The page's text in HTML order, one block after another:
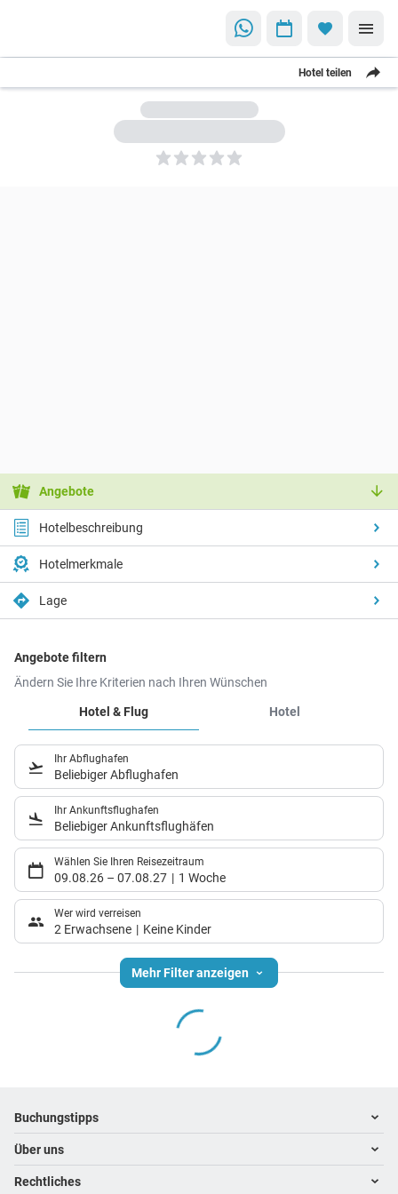
Hotel teilen
5
Angebote
Hotelbeschreibung
Hotelmerkmale
Lage
Angebote filtern
Ändern Sie Ihre Kriterien nach Ihren Wünschen
Hotel & Flug
Hotel
Ihr Abflughafen
Beliebiger Abflughafen
Ihr Ankunftsflughafen
Beliebiger Ankunftsflughäfen
Wählen Sie Ihren Reisezeitraum
09.08.26 – 07.08.27 1 Woche
Wer wird verreisen
2 Erwachsene Keine Kinder
Mehr Filter anzeigen
Footer navigation
Buchungstipps
Warum im Reisebüro buchen
Hoteltipps
Über uns
Kontakt
Rechtliches